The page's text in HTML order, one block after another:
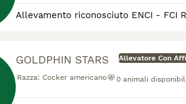
Allevamento riconosciuto ENCI - FCI
GOLDPHIN STARS Allevatore Con
Razza: Cocker americano 0 animali